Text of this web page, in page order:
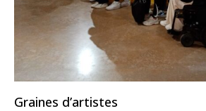
Graines d’artistes